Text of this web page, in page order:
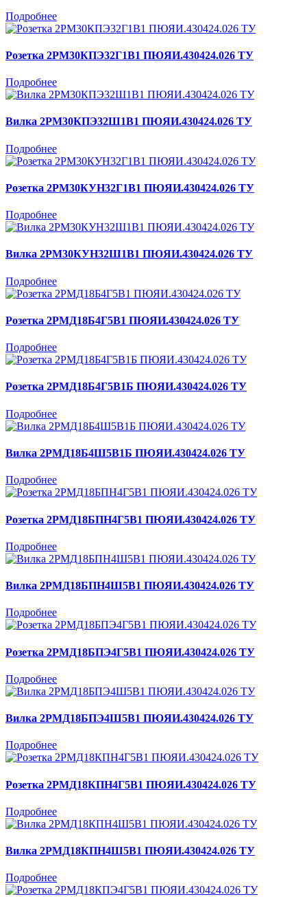
Подробнее
Розетка 2РМ30КПЭ32Г1В1 ПЮЯИ.430424.026 ТУ
Подробнее
Вилка 2РМ30КПЭ32Ш1В1 ПЮЯИ.430424.026 ТУ
Подробнее
Розетка 2РМ30КУН32Г1В1 ПЮЯИ.430424.026 ТУ
Подробнее
Вилка 2РМ30КУН32Ш1В1 ПЮЯИ.430424.026 ТУ
Подробнее
Розетка 2РМД18Б4Г5В1 ПЮЯИ.430424.026 ТУ
Подробнее
Розетка 2РМД18Б4Г5В1Б ПЮЯИ.430424.026 ТУ
Подробнее
Вилка 2РМД18Б4Ш5В1Б ПЮЯИ.430424.026 ТУ
Подробнее
Розетка 2РМД18БПН4Г5В1 ПЮЯИ.430424.026 ТУ
Подробнее
Вилка 2РМД18БПН4Ш5В1 ПЮЯИ.430424.026 ТУ
Подробнее
Розетка 2РМД18БПЭ4Г5В1 ПЮЯИ.430424.026 ТУ
Подробнее
Вилка 2РМД18БПЭ4Ш5В1 ПЮЯИ.430424.026 ТУ
Подробнее
Розетка 2РМД18КПН4Г5В1 ПЮЯИ.430424.026 ТУ
Подробнее
Вилка 2РМД18КПН4Ш5В1 ПЮЯИ.430424.026 ТУ
Подробнее